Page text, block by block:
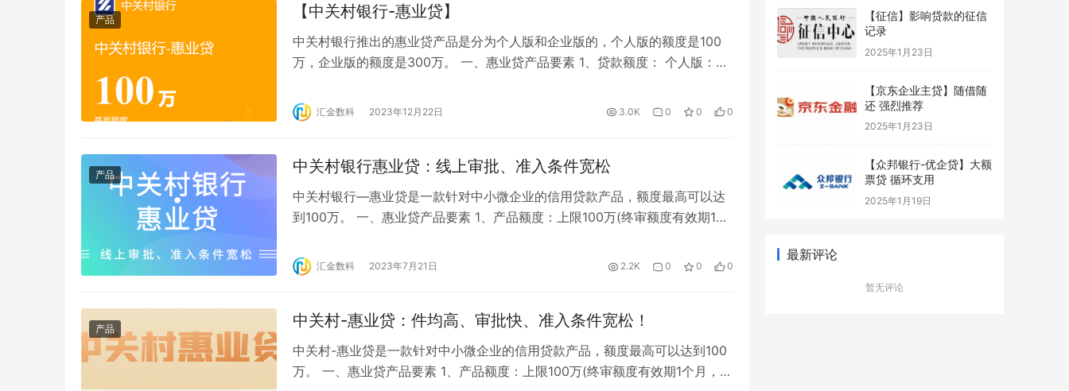
产品 【中关村银行-惠业贷】
中关村银行推出的惠业贷产品是分为个人版和企业版的，个人版的额度是100
万，企业版的额度是300万。 一、惠业贷产品要素 1、贷款额度： 个人版：最
限： 3/6/9/12/18/24 3、贷款利率： 年化 8%~18% 4、审批方式： 系统审批
为主（个别转人…
汇金数科 2023年12月22日 3.0K 0 0 0
产品 中关村银行惠业贷：线上审批、准入条件宽松
中关村银行—惠业贷是一款针对中小微企业的信用贷款产品，额度最高可以达
到100万。 一、惠业贷产品要素 1、产品额度：上限100万(终审额度有效期1个
年化15%) 4、年龄要求：25-60周岁 5、还款方式：等额本息，随借随还 6、
进件方式：线上审批，App提款(身份证) 二、惠…
汇金数科 2023年7月21日 2.2K 0 0 0
产品 中关村-惠业贷：件均高、审批快、准入条件宽松！
中关村-惠业贷是一款针对中小微企业的信用贷款产品，额度最高可以达到100
万。 一、惠业贷产品要素 1、产品额度：上限100万(终审额度有效期1个月，过
【征信】影响贷款的征信
记录
2025年1月23日
【京东企业主贷】随借随
还 强烈推荐
2025年1月23日
【众邦银行-优企贷】大额
票贷 循环支用
2025年1月19日
最新评论
暂无评论